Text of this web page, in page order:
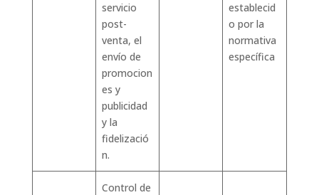
servicio
post-
venta, el
envío de
promocion
es y
publicidad
y la
fidelizació
n.
establecid
o por la
normativa
específica
Control de